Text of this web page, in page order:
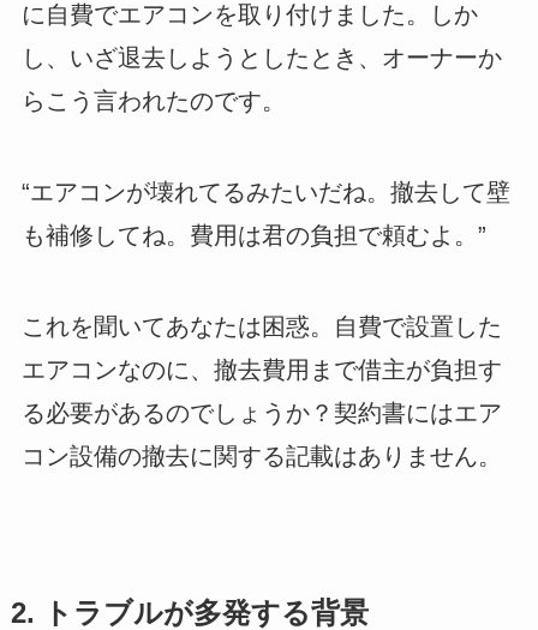
に自費でエアコンを取り付けました。しか
し、いざ退去しようとしたとき、オーナーか
らこう言われたのです。
“エアコンが壊れてるみたいだね。撤去して壁
も補修してね。費用は君の負担で頼むよ。”
これを聞いてあなたは困惑。自費で設置した
エアコンなのに、撤去費用まで借主が負担す
る必要があるのでしょうか？契約書にはエア
コン設備の撤去に関する記載はありません。
2. トラブルが多発する背景